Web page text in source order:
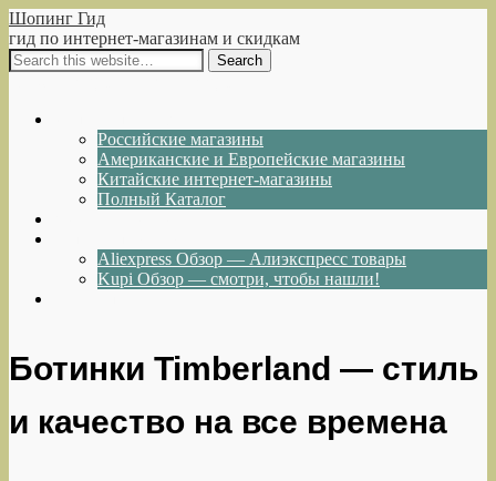
Шопинг Гид
гид по интернет-магазинам и скидкам
Российские магазины
Американские и Европейские магазины
Китайские интернет-магазины
Полный Каталог
Aliexpress Обзор — Алиэкспресс товары
Kupi Обзор — смотри, чтобы нашли!
Ботинки Timberland — стиль
и качество на все времена